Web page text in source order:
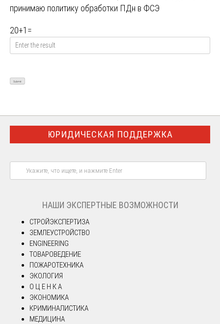
принимаю политику обработки ПДн в ФСЭ
20+1 =
ЮРИДИЧЕСКАЯ ПОДДЕРЖКА
НАШИ ЭКСПЕРТНЫЕ ВОЗМОЖНОСТИ
СТРОЙЭКСПЕРТИЗА
ЗЕМЛЕУСТРОЙСТВО
ENGINEERING
ТОВАРОВЕДЕНИЕ
ПОЖАРОТЕХНИКА
ЭКОЛОГИЯ
О Ц Е Н К А
ЭКОНОМИКА
КРИМИНАЛИСТИКА
МЕДИЦИНА